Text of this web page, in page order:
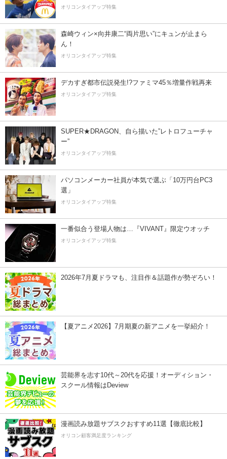
オリコンタイアップ特集
森崎ウィン×向井康二“両片思い”にキュンが止まら
ん！
オリコンタイアップ特集
デカすぎ都市伝説発生!?ファミマ45％増量作戦再来
オリコンタイアップ特集
SUPER★DRAGON、自ら描いた”レトロフューチャ
ー”
オリコンタイアップ特集
パソコンメーカー社員が本気で選ぶ「10万円台PC3
選」
オリコンタイアップ特集
一番似合う登場人物は…『VIVANT』限定ウオッチ
オリコンタイアップ特集
2026年7月夏ドラマも、注目作＆話題作が勢ぞろい！
【夏アニメ2026】7月期夏の新アニメを一挙紹介！
芸能界を志す10代～20代を応援！オーディション・
スクール情報はDeview
漫画読み放題サブスクおすすめ11選【徹底比較】
オリコン顧客満足度ランキング